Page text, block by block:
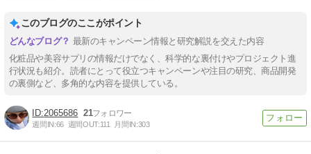
このブログのここがポイント
最新のキャンペーン情報と研究解説を交えた内容
化粧品や美容サプリの情報だけでなく、科学的な裏付けやプロジェクト進
行状況も紹介。読者にとって役立つキャンペーンや注目の研究、商品開発
の裏側など、多角的な内容を提供している。
2065686 21
週間IN:66 週間OUT:111 月間IN:303